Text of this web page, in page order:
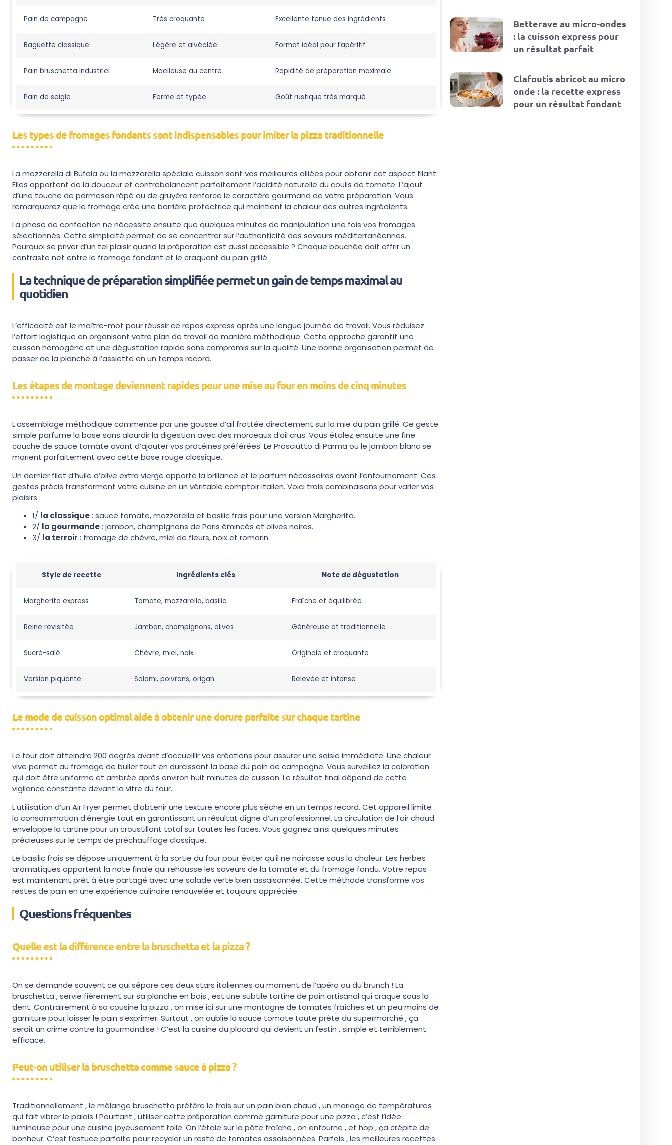
Pain de campagne Très croquante Excellente tenue des ingrédients
Baguette classique Légère et alvéolée Format idéal pour l’apéritif
Pain bruschetta industriel Moelleuse au centre Rapidité de préparation maximale
Pain de seigle Ferme et typée Goût rustique très marqué
Les types de fromages fondants sont indispensables pour imiter la pizza traditionnelle
La mozzarella di Bufala ou la mozzarella spéciale cuisson sont vos meilleures alliées pour obtenir cet aspect filant.
Elles apportent de la douceur et contrebalancent parfaitement l’acidité naturelle du coulis de tomate. L’ajout
d’une touche de parmesan râpé ou de gruyère renforce le caractère gourmand de votre préparation. Vous
remarquerez que le fromage crée une barrière protectrice qui maintient la chaleur des autres ingrédients.
La phase de confection ne nécessite ensuite que quelques minutes de manipulation une fois vos fromages
sélectionnés. Cette simplicité permet de se concentrer sur l’authenticité des saveurs méditerranéennes.
Pourquoi se priver d’un tel plaisir quand la préparation est aussi accessible ? Chaque bouchée doit offrir un
contraste net entre le fromage fondant et le craquant du pain grillé.
La technique de préparation simplifiée permet un gain de temps maximal au
quotidien
L’efficacité est le maître-mot pour réussir ce repas express après une longue journée de travail. Vous réduisez
l’effort logistique en organisant votre plan de travail de manière méthodique. Cette approche garantit une
cuisson homogène et une dégustation rapide sans compromis sur la qualité. Une bonne organisation permet de
passer de la planche à l’assiette en un temps record.
Les étapes de montage deviennent rapides pour une mise au four en moins de cinq minutes
L’assemblage méthodique commence par une gousse d’ail frottée directement sur la mie du pain grillé. Ce geste
simple parfume la base sans alourdir la digestion avec des morceaux d’ail crus. Vous étalez ensuite une fine
couche de sauce tomate avant d’ajouter vos protéines préférées. Le Prosciutto di Parma ou le jambon blanc se
marient parfaitement avec cette base rouge classique.
Un dernier filet d’huile d’olive extra vierge apporte la brillance et le parfum nécessaires avant l’enfournement. Ces
gestes précis transforment votre cuisine en un véritable comptoir italien. Voici trois combinaisons pour varier vos
plaisirs :
1/ la classique: sauce tomate, mozzarella et basilic frais pour une version Margherita.
2/ la gourmande: jambon, champignons de Paris émincés et olives noires.
3/ la terroir : fromage de chèvre, miel de fleurs, noix et romarin.
Style de recette Ingrédients clés Note de dégustation
Margherita express Tomate, mozzarella, basilic Fraîche et équilibrée
Reine revisitée Jambon, champignons, olives Généreuse et traditionnelle
Sucré-salé Chèvre, miel, noix Originale et croquante
Version piquante Salami, poivrons, origan Relevée et intense
Le mode de cuisson optimal aide à obtenir une dorure parfaite sur chaque tartine
Le four doit atteindre 200 degrés avant d’accueillir vos créations pour assurer une saisie immédiate. Une chaleur
vive permet au fromage de buller tout en durcissant la base du pain de campagne. Vous surveillez la coloration
qui doit être uniforme et ambrée après environ huit minutes de cuisson. Le résultat final dépend de cette
vigilance constante devant la vitre du four.
L’utilisation d’un Air Fryer permet d’obtenir une texture encore plus sèche en un temps record. Cet appareil limite
la consommation d’énergie tout en garantissant un résultat digne d’un professionnel. La circulation de l’air chaud
enveloppe la tartine pour un croustillant total sur toutes les faces. Vous gagnez ainsi quelques minutes
précieuses sur le temps de préchauffage classique.
Le basilic frais se dépose uniquement à la sortie du four pour éviter qu’il ne noircisse sous la chaleur. Les herbes
aromatiques apportent la note finale qui rehausse les saveurs de la tomate et du fromage fondu. Votre repas
est maintenant prêt à être partagé avec une salade verte bien assaisonnée. Cette méthode transforme vos
restes de pain en une expérience culinaire renouvelée et toujours appréciée.
Questions fréquentes
Quelle est la différence entre la bruschetta et la pizza ?
On se demande souvent ce qui sépare ces deux stars italiennes au moment de l’apéro ou du brunch ! La
bruschetta , servie fièrement sur sa planche en bois , est une subtile tartine de pain artisanal qui craque sous la
dent. Contrairement à sa cousine la pizza , on mise ici sur une montagne de tomates fraîches et un peu moins de
garniture pour laisser le pain s’exprimer. Surtout , on oublie la sauce tomate toute prête du supermarché , ça
serait un crime contre la gourmandise ! C’est la cuisine du placard qui devient un festin , simple et terriblement
efficace.
Peut-on utiliser la bruschetta comme sauce à pizza ?
Traditionnellement , le mélange bruschetta préfère le frais sur un pain bien chaud , un mariage de températures
qui fait vibrer le palais ! Pourtant , utiliser cette préparation comme garniture pour une pizza , c’est l’idée
lumineuse pour une cuisine joyeusement folle. On l’étale sur la pâte fraîche , on enfourne , et hop , ça crépite de
bonheur. C’est l’astuce parfaite pour recycler un reste de tomates assaisonnées. Parfois , les meilleures recettes
Betterave au micro-ondes
: la cuisson express pour
un résultat parfait
Clafoutis abricot au micro
onde : la recette express
pour un résultat fondant